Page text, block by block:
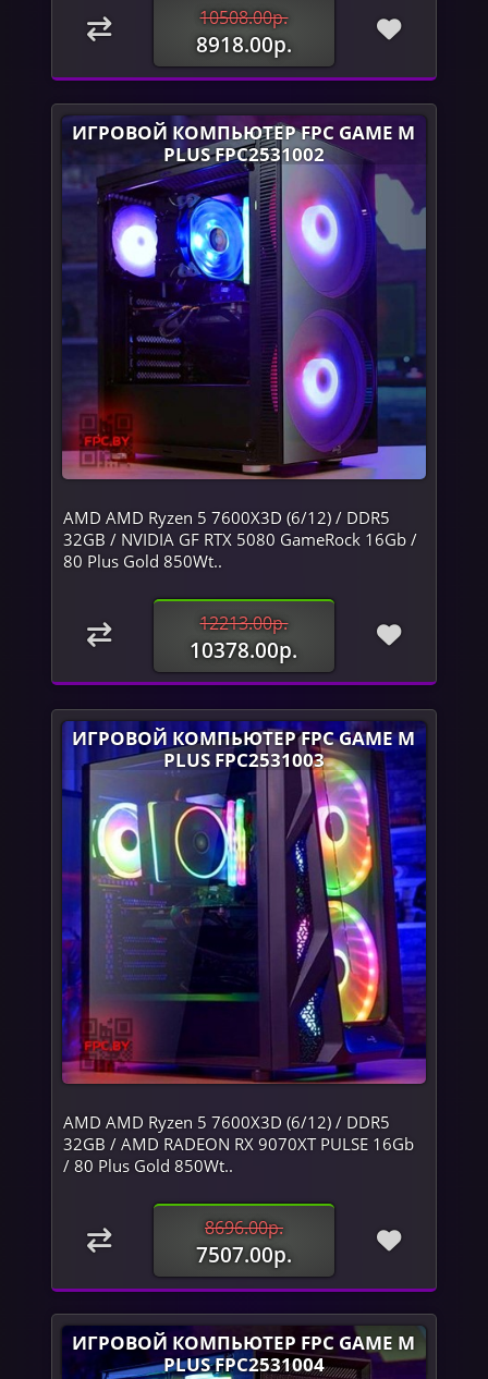
10508.00р.
8918.00р.
ИГРОВОЙ КОМПЬЮТЕР FPC GAME M
PLUS FPC2531002
AMD AMD Ryzen 5 7600X3D (6/12) / DDR5
32GB / NVIDIA GF RTX 5080 GameRock 16Gb /
80 Plus Gold 850Wt..
12213.00р.
10378.00р.
ИГРОВОЙ КОМПЬЮТЕР FPC GAME M
PLUS FPC2531003
AMD AMD Ryzen 5 7600X3D (6/12) / DDR5
32GB / AMD RADEON RX 9070XT PULSE 16Gb
/ 80 Plus Gold 850Wt..
8696.00р.
7507.00р.
ИГРОВОЙ КОМПЬЮТЕР FPC GAME M
PLUS FPC2531004